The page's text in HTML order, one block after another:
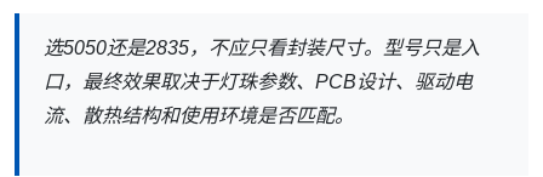
选5050还是2835，不应只看封装尺寸。型号只是入
口，最终效果取决于灯珠参数、PCB设计、驱动电
流、散热结构和使用环境是否匹配。